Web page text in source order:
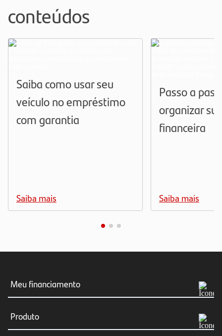
conteúdos
Saiba como usar seu
veículo no empréstimo
com garantia
Saiba mais
Passo a
organizar
financeira
Saiba mais
Meu financiamento
Consultar Financiamento
Produto